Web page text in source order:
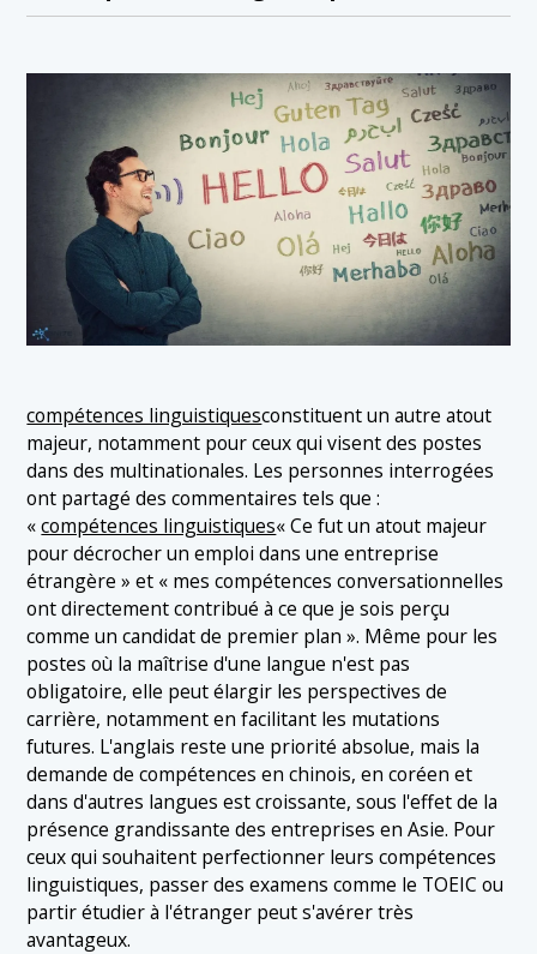
compétences linguistiquesconstituent un autre atout
majeur, notamment pour ceux qui visent des postes
dans des multinationales. Les personnes interrogées
ont partagé des commentaires tels que :
«compétences linguistiques« Ce fut un atout majeur
pour décrocher un emploi dans une entreprise
étrangère » et « mes compétences conversationnelles
ont directement contribué à ce que je sois perçu
comme un candidat de premier plan ». Même pour les
postes où la maîtrise d'une langue n'est pas
obligatoire, elle peut élargir les perspectives de
carrière, notamment en facilitant les mutations
futures. L'anglais reste une priorité absolue, mais la
demande de compétences en chinois, en coréen et
dans d'autres langues est croissante, sous l'effet de la
présence grandissante des entreprises en Asie. Pour
ceux qui souhaitent perfectionner leurs compétences
linguistiques, passer des examens comme le TOEIC ou
partir étudier à l'étranger peut s'avérer très
avantageux.